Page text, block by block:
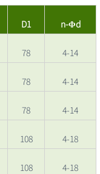
D1 n-Φd
78 4-14
78 4-14
78 4-14
108 4-18
108 4-18